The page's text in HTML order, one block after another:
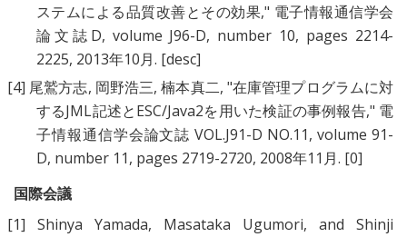
ステムによる品質改善とその効果," 電子情報通信学会
論文誌D, volume J96-D, number 10, pages 2214-
2225, 2013年10月. [desc]
[4] 尾鷲方志, 岡野浩三,楠本真二, "在庫管理プログラムに対
するJML記述とESC/Java2を用いた検証の事例報告," 電
子情報通信学会論文誌 VOL.J91-D NO.11, volume 91-
D, number 11, pages 2719-2720, 2008年11月. [0]
国際会議
[1]
Shinya Yamada, Masataka Ugumori, and Shinji